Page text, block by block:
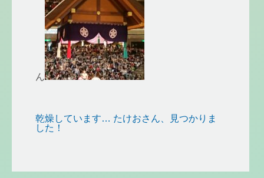
ん
乾燥しています… たけおさん、見つかりま
した！